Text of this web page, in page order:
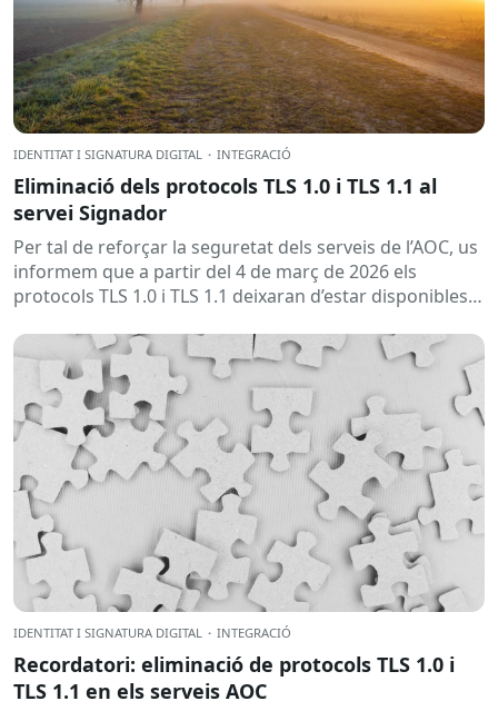
IDENTITAT I SIGNATURA DIGITAL · INTEGRACIÓ
Eliminació dels protocols TLS 1.0 i TLS 1.1 al
servei Signador
Per tal de reforçar la seguretat dels serveis de l’AOC, us
informem que a partir del 4 de març de 2026 els
protocols TLS 1.0 i TLS 1.1 deixaran d’estar disponibles
IDENTITAT I SIGNATURA DIGITAL · INTEGRACIÓ
Recordatori: eliminació de protocols TLS 1.0 i
TLS 1.1 en els serveis AOC